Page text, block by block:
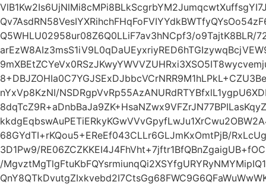
Q5WHLU02958ur08Z6Q0LLiF7av3hNCpf3/o9TajtK8BLR/
nYxVp8KzNI/
68GYdTI+rKQou5+EReEf043CLLr6GLJmKxOmtPjB/
3D1Pw9/
/